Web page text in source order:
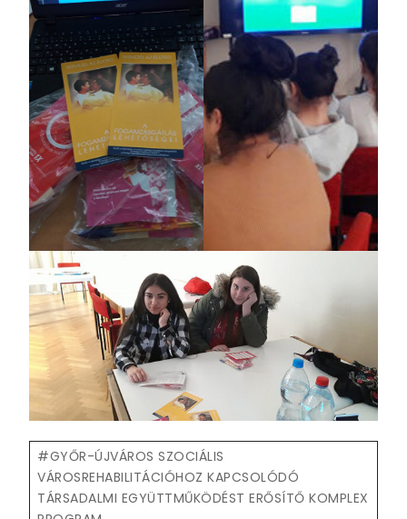
Post
Tags:
#GYŐR-ÚJVÁROS SZOCIÁLIS
VÁROSREHABILITÁCIÓHOZ KAPCSOLÓDÓ
TÁRSADALMI EGYÜTTMŰKÖDÉST ERŐSÍTŐ KOMPLEX